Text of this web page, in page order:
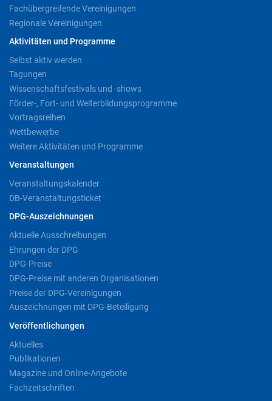
Fachübergreifende Vereinigungen
Regionale Vereinigungen
Aktivitäten und Programme
Selbst aktiv werden
Tagungen
Wissenschaftsfestivals und -shows
Förder-, Fort- und Weiterbildungsprogramme
Vortragsreihen
Wettbewerbe
Weitere Aktivitäten und Programme
Veranstaltungen
Veranstaltungskalender
DB-Veranstaltungsticket
DPG-Auszeichnungen
Aktuelle Ausschreibungen
Ehrungen der DPG
DPG-Preise
DPG-Preise mit anderen Organisationen
Preise der DPG-Vereinigungen
Auszeichnungen mit DPG-Beteiligung
Veröffentlichungen
Aktuelles
Publikationen
Magazine und Online-Angebote
Fachzeitschriften